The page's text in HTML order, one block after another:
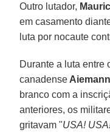
Outro lutador,
em casamento
luta por nocaute
Durante a luta entre
canadense
branco com a
anteriores, os
gritavam "USA!